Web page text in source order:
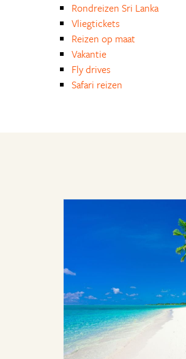
Rondreizen Sri Lanka
Vliegtickets
Reizen op maat
Vakantie
Fly drives
Safari reizen